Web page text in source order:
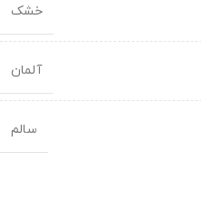
خشک
آلمان
سالم